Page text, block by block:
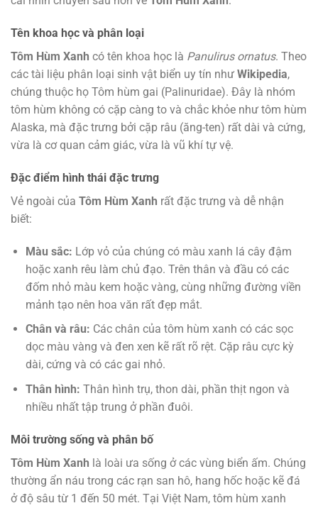
Tên khoa học và phân loại
Tôm Hùm Xanh có tên khoa học là Panulirus ornatus. Theo
các tài liệu phân loại sinh vật biển uy tín như Wikipedia,
chúng thuộc họ Tôm hùm gai (Palinuridae). Đây là nhóm
tôm hùm không có cặp càng to và chắc khỏe như tôm hùm
Alaska, mà đặc trưng bởi cặp râu (ăng-ten) rất dài và cứng,
vừa là cơ quan cảm giác, vừa là vũ khí tự vệ.
Đặc điểm hình thái đặc trưng
Vẻ ngoài của Tôm Hùm Xanh rất đặc trưng và dễ nhận
biết:
Màu sắc: Lớp vỏ của chúng có màu xanh lá cây đậm
hoặc xanh rêu làm chủ đạo. Trên thân và đầu có các
đốm nhỏ màu kem hoặc vàng, cùng những đường viền
mảnh tạo nên hoa văn rất đẹp mắt.
Chân và râu: Các chân của tôm hùm xanh có các sọc
dọc màu vàng và đen xen kẽ rất rõ rệt. Cặp râu cực kỳ
dài, cứng và có các gai nhỏ.
Thân hình: Thân hình trụ, thon dài, phần thịt ngon và
nhiều nhất tập trung ở phần đuôi.
Môi trường sống và phân bố
Tôm Hùm Xanh là loài ưa sống ở các vùng biển ấm. Chúng
thường ẩn náu trong các rạn san hô, hang hốc hoặc kẽ đá
ở độ sâu từ 1 đến 50 mét. Tại Việt Nam, tôm hùm xanh